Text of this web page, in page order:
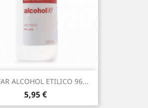
ALCOHOL ETILICO 96...
Precio
5,95 €